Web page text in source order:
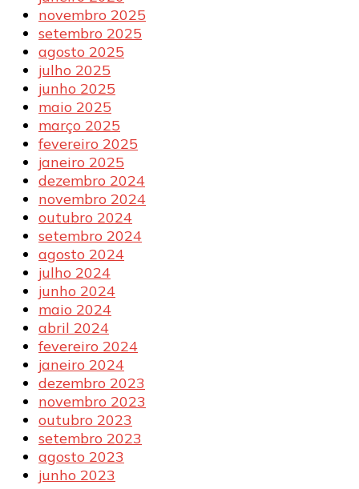
novembro 2025
setembro 2025
agosto 2025
julho 2025
junho 2025
maio 2025
março 2025
fevereiro 2025
janeiro 2025
dezembro 2024
novembro 2024
outubro 2024
setembro 2024
agosto 2024
julho 2024
junho 2024
maio 2024
abril 2024
fevereiro 2024
janeiro 2024
dezembro 2023
novembro 2023
outubro 2023
setembro 2023
agosto 2023
junho 2023